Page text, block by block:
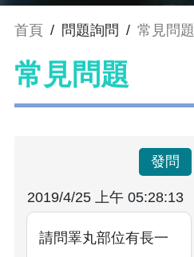
首頁 / 問題詢問 / 常見問題
常見問題
發問
2019/4/25 上午 05:28:13
請問睪丸部位有長一